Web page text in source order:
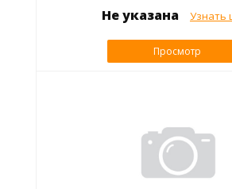
Не указана Узнать
Просмотр